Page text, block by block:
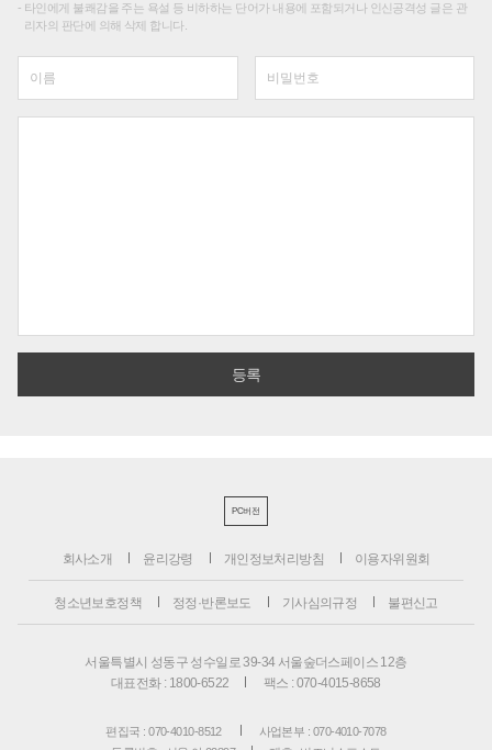
타인에게 불쾌감을 주는 욕설 등 비하하는 단어가 내용에 포함되거나 인신공격성 글은 관
리자의 판단에 의해 삭제 합니다.
PC버전
회사소개 윤리강령 개인정보처리방침 이용자위원회
청소년보호정책 정정·반론보도 기사심의규정 불편신고
서울특별시 성동구 성수일로 39-34 서울숲더스페이스 12층
대표전화 : 1800-6522
팩스 : 070-4015-8658
편집국 : 070-4010-8512
사업본부 : 070-4010-7078